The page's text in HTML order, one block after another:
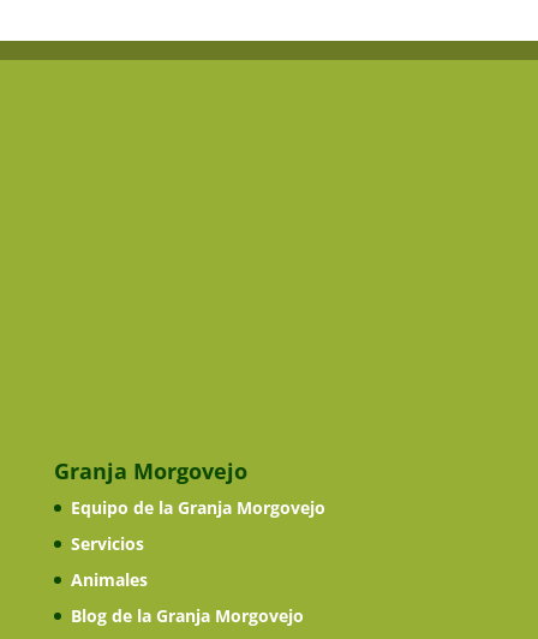
Granja Morgovejo
Equipo de la Granja Morgovejo
Servicios
Animales
Blog de la Granja Morgovejo